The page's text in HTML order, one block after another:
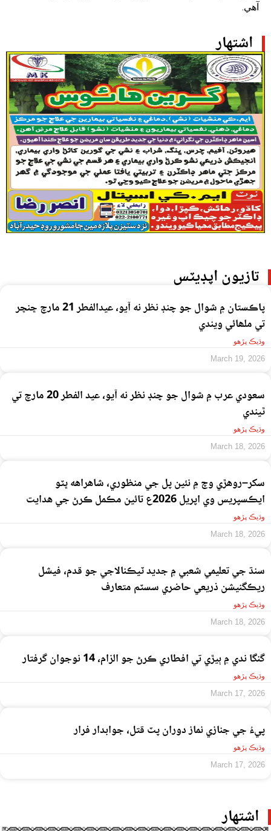
اشتهار
تازيون اپڊيٽس
پاڪستان ۾ شوال جو چنڊ نظر نه آيو، عيدالفطر 21 مارچ ڇنڇر
تي ملھائي ويندي
وڌيڪ پڙهو
March 19, 2026
سعودي عرب ۾ شوال جو چنڊ نظر نه آيو، عيد الفطر 20 مارچ تي
ٿيندي
وڌيڪ پڙهو
March 18, 2026
سکر–روهڙي وچ ۾ نئين پل جي منظوري، شاهراهه ڀٽو
ايڪسپريس وي اپريل 2026ع تائين مڪمل ڪرڻ جي هدايت
وڌيڪ پڙهو
March 18, 2026
سنڌ جي تعليمي شعبي ۾ جديد ٽيڪنالاجي جو قدم، فيشل
ريڪگنيشن ذريعي حاضري سسٽم متعارف
وڌيڪ پڙهو
March 18, 2026
گنگا ندي ۾ ٻيڙي تي افطاري ڪرڻ جو الزام، 14 نوجوان گرفتار
وڌيڪ پڙهو
March 17, 2026
پيءُ جي جنازي نماز دوران پٽ قتل، جوابدار فرار
وڌيڪ پڙهو
March 17, 2026
اشتهار
آهي.